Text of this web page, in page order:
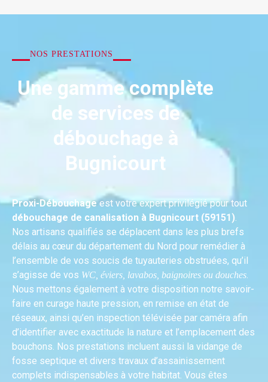
NOS PRESTATIONS
Une gamme complète
de services de
débouchage à
Bugnicourt
Proxi-Débouchageest votre expert privilégié pour tout
débouchage de canalisation à Bugnicourt (59151).
Nos artisans qualifiés se déplacent dans les plus brefs
délais au cœur du département du Nord pour remédier à
l’ensemble de vos soucis de tuyauteries obstruées, qu’il
s’agisse de vos WC, éviers, lavabos, baignoires ou douches.
Nous mettons également à votre disposition notre savoir-
faire en curage haute pression, en remise en état de
réseaux, ainsi qu’en inspection télévisée par caméra afin
d’identifier avec exactitude la nature et l’emplacement des
bouchons. Nos prestations incluent aussi la vidange de
fosse septique et divers travaux d’assainissement
complets indispensables à votre habitat. Vous êtes